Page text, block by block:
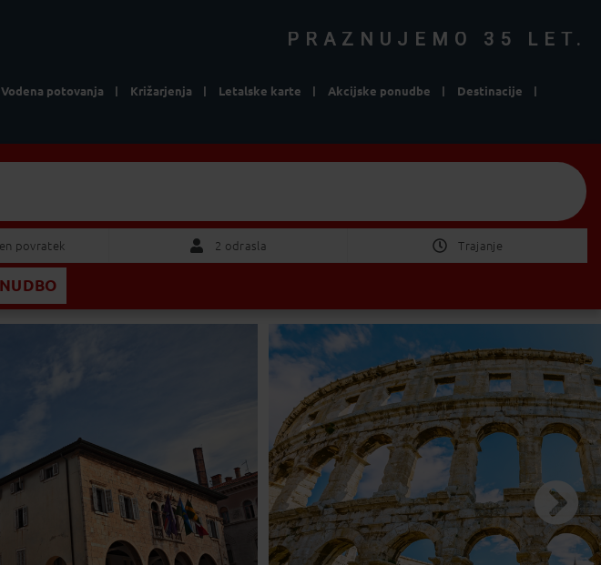
PRAZNUJEMO 35 LET.
Vodena potovanja Križarjenja Letalske karte Akcijske ponudbe Destinacije
Lokacija Vse ponudbe Izberite Odhod/Povratek 2 Odrasla
povratek
30
2 odrasla Trajanje
2 tedna
od 1 do 4 dni
od 5 do 8 dni
od 9 do 15 dni
dan